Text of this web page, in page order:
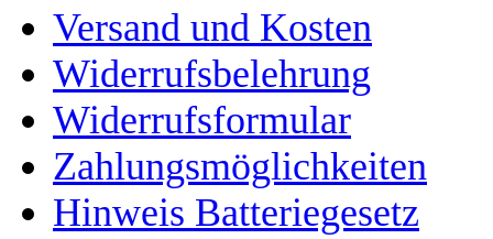
Versand und Kosten
Widerrufsbelehrung
Widerrufsformular
Zahlungsmöglichkeiten
Hinweis Batteriegesetz